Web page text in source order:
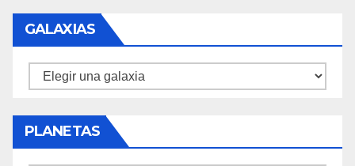
GALAXIAS
Galaxias
PLANETAS